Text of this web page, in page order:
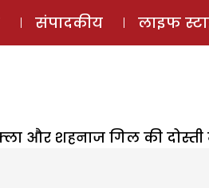
संपादकीय लाइफ
और शहनाज गिल की